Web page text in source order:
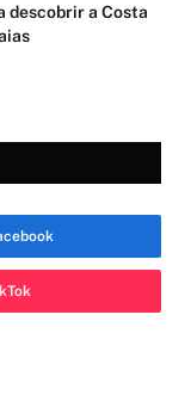
descobrir a Costa